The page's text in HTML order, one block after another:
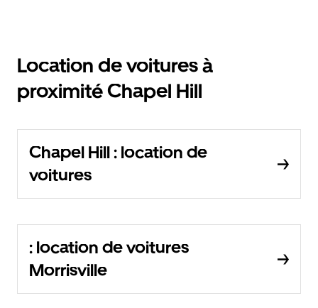
Location de voitures à
proximité Chapel Hill
Chapel Hill : location de
voitures
: location de voitures
Morrisville